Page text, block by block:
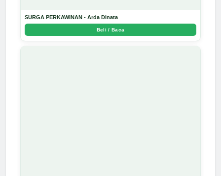
SURGA PERKAWINAN - Arda Dinata
Beli / Baca